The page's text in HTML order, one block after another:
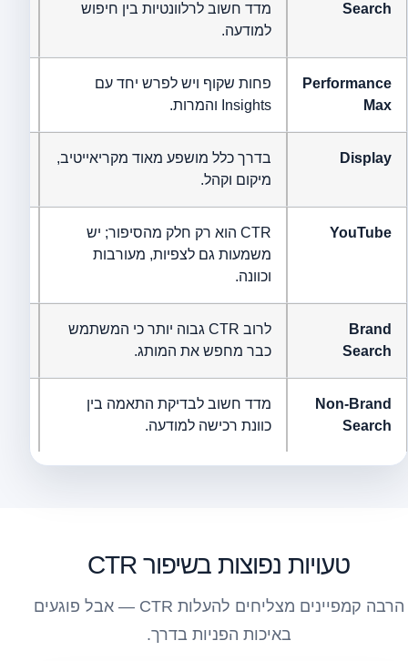
Search
מדד חשוב לרלוונטיות בין חיפוש
למודעה.
Performance
Max
פחות שקוף ויש לפרש יחד עם
Insights והמרות.
Display
בדרך כלל מושפע מאוד מקריאייטיב,
מיקום וקהל.
YouTube
CTR הוא רק חלק מהסיפור; יש
משמעות גם לצפיות, מעורבות
וכוונה.
Brand
Search
לרוב CTR גבוה יותר כי המשתמש
כבר מחפש את המותג.
Non-Brand
Search
מדד חשוב לבדיקת התאמה בין
כוונת רכישה למודעה.
טעויות נפוצות בשיפור CTR
הרבה קמפיינים מצליחים להעלות CTR — אבל פוגעים
באיכות הפניות בדרך.